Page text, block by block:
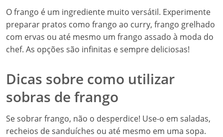
O frango é um ingrediente muito versátil. Experimente
preparar pratos como frango ao curry, frango grelhado
com ervas ou até mesmo um frango assado à moda do
chef. As opções são infinitas e sempre deliciosas!
Dicas sobre como utilizar
sobras de frango
Se sobrar frango, não o desperdice! Use-o em saladas,
recheios de sanduíches ou até mesmo em uma sopa.